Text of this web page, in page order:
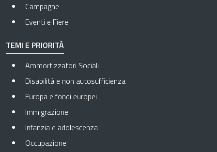
Campagne
Eventi e Fiere
TEMI E PRIORITÀ
Ammortizzatori Sociali
Disabilità e non autosufficienza
Europa e fondi europei
Immigrazione
Infanzia e adolescenza
Occupazione